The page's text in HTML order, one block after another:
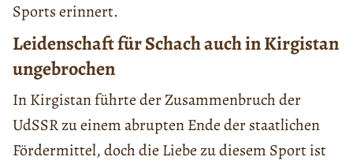
Sports erinnert.
Leidenschaft für Schach auch in Kirgistan
ungebrochen
In Kirgistan führte der Zusammenbruch der
UdSSR zu einem abrupten Ende der staatlichen
Fördermittel, doch die Liebe zu diesem Sport ist